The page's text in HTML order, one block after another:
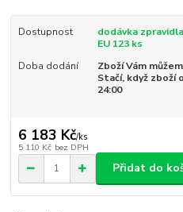
Dostupnost
dodávka
EU 123 ks
Doba dodání
Zboží Vám
Stačí, když zboží
24:00
6 183 Kč/ks
5 110 Kč bez DPH
Přidat do